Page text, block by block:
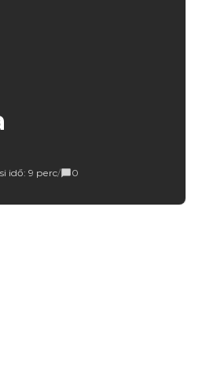
idő: 9 perc/ 0